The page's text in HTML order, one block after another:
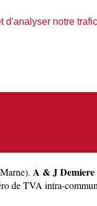
d'analyser notre
Marne). A & J Demiere
de TVA intra-